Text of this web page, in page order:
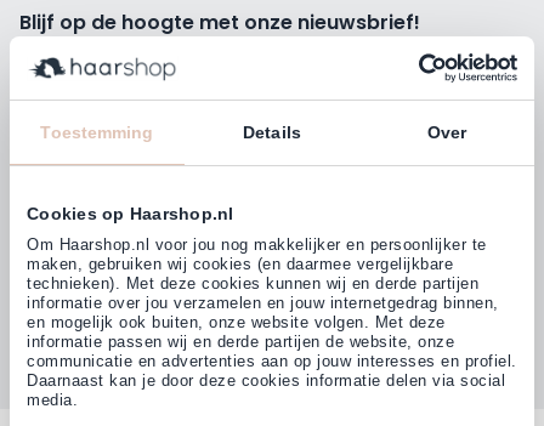
Toestemming Details Over
Cookies op Haarshop.nl
Om Haarshop.nl voor jou nog makkelijker en persoonlijker te
maken, gebruiken wij cookies (en daarmee vergelijkbare
technieken). Met deze cookies kunnen wij en derde partijen
informatie over jou verzamelen en jouw internetgedrag binnen,
en mogelijk ook buiten, onze website volgen. Met deze
informatie passen wij en derde partijen de website, onze
communicatie en advertenties aan op jouw interesses en profiel.
Daarnaast kan je door deze cookies informatie delen via social
media.
Blijf op de hoogte met onze nieuwsbrief!
Ontvang wekelijks de beste kortingsacties, tips en nieuws
rechtstreeks in jou e-mailbox.
E-mailadres
Inschrijven
Volg ons
Klanten beoordelen ons met
4,77 (38.000+)